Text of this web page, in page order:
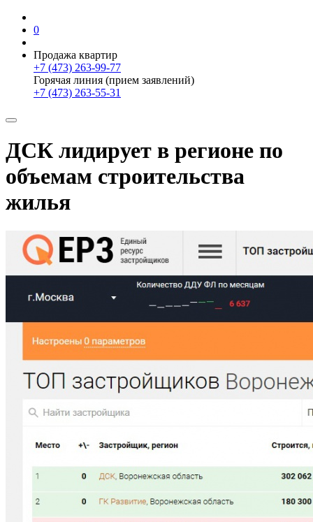
0
Продажа квартир
+7 (473) 263-99-77
Горячая линия (прием заявлений)
+7 (473) 263-55-31
ДСК лидирует в регионе по
объемам строительства
жилья